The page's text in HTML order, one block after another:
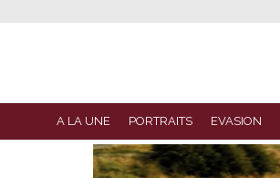
A LA UNE PORTRAITS EVASION